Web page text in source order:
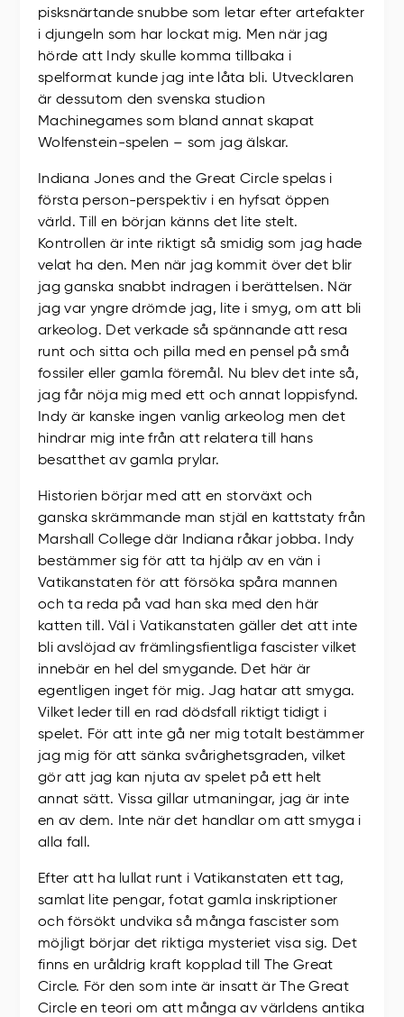
pisksnärtande snubbe som letar efter artefakter
i djungeln som har lockat mig. Men när jag
hörde att Indy skulle komma tillbaka i
spelformat kunde jag inte låta bli. Utvecklaren
är dessutom den svenska studion
Machinegames som bland annat skapat
Wolfenstein-spelen – som jag älskar.
Indiana Jones and the Great Circle spelas i
första person-perspektiv i en hyfsat öppen
värld. Till en början känns det lite stelt.
Kontrollen är inte riktigt så smidig som jag hade
velat ha den. Men när jag kommit över det blir
jag ganska snabbt indragen i berättelsen. När
jag var yngre drömde jag, lite i smyg, om att bli
arkeolog. Det verkade så spännande att resa
runt och sitta och pilla med en pensel på små
fossiler eller gamla föremål. Nu blev det inte så,
jag får nöja mig med ett och annat loppisfynd.
Indy är kanske ingen vanlig arkeolog men det
hindrar mig inte från att relatera till hans
besatthet av gamla prylar.
Historien börjar med att en storväxt och
ganska skrämmande man stjäl en kattstaty från
Marshall College där Indiana råkar jobba. Indy
bestämmer sig för att ta hjälp av en vän i
Vatikanstaten för att försöka spåra mannen
och ta reda på vad han ska med den här
katten till. Väl i Vatikanstaten gäller det att inte
bli avslöjad av främlingsfientliga fascister vilket
innebär en hel del smygande. Det här är
egentligen inget för mig. Jag hatar att smyga.
Vilket leder till en rad dödsfall riktigt tidigt i
spelet. För att inte gå ner mig totalt bestämmer
jag mig för att sänka svårighetsgraden, vilket
gör att jag kan njuta av spelet på ett helt
annat sätt. Vissa gillar utmaningar, jag är inte
en av dem. Inte när det handlar om att smyga i
alla fall.
Efter att ha lullat runt i Vatikanstaten ett tag,
samlat lite pengar, fotat gamla inskriptioner
och försökt undvika så många fascister som
möjligt börjar det riktiga mysteriet visa sig. Det
finns en uråldrig kraft kopplad till The Great
Circle. För den som inte är insatt är The Great
Circle en teori om att många av världens antika